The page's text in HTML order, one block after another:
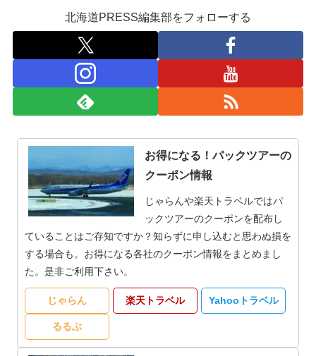
北海道PRESS編集部をフォローする
お得になる！パックツアーの
クーポン情報
じゃらんや楽天トラベルではパ
ックツアーのクーポンを配布し
ていることはご存知ですか？知らずに申し込むと思わぬ損を
する場合も。お得になる各社のクーポン情報をまとめまし
た。是非ご利用下さい。
じゃらん 楽天トラベル Yahooトラベル
るるぶ